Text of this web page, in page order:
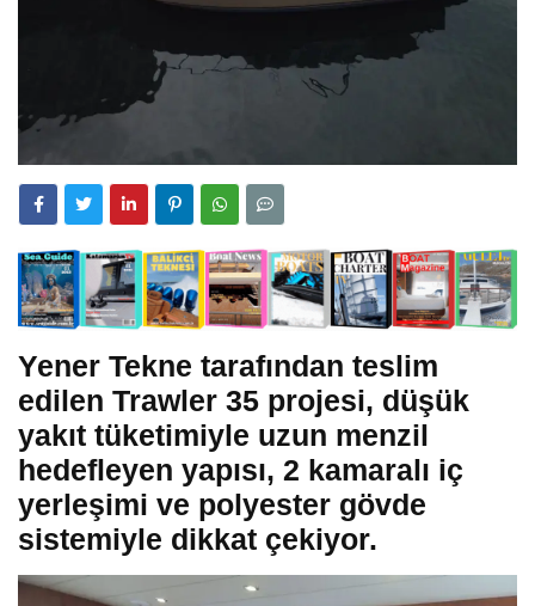
Yener Tekne tarafından teslim
edilen Trawler 35 projesi, düşük
yakıt tüketimiyle uzun menzil
hedefleyen yapısı, 2 kamaralı iç
yerleşimi ve polyester gövde
sistemiyle dikkat çekiyor.